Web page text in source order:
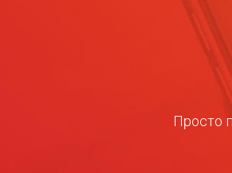
Просто